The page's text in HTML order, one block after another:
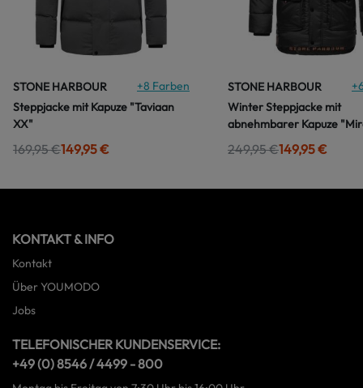
STONE HARBOUR +8 Farben
Steppjacke mit Kapuze "Taviaan
XX"
169,95 €149,95 €
STONE HARBOUR +
Winter Steppjacke mit
abnehmbarer Kapuze
249,95 €149,95 €
KONTAKT & INFO
Kontakt
Über YOUMODO
Jobs
TELEFONISCHER KUNDENSERVICE:
+49 (0) 8546 / 4499 - 800